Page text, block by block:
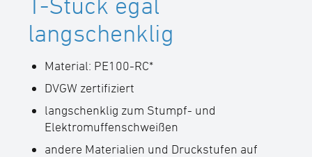
langschenklig
Material: PE100-RC*
DVGW zertifiziert
langschenklig zum Stumpf- und
Elektromuffenschweißen
andere Materialien und Druckstufen auf